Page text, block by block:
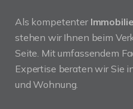
Als kompetenter
stehen wir Ihnen beim
Seite. Mit umfassendem
Expertise beraten wir Sie
und Wohnung.